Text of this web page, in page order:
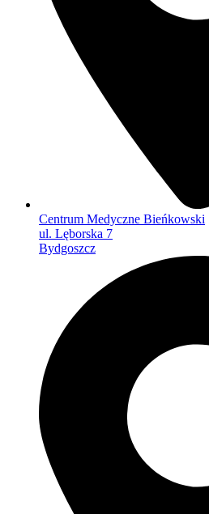
Centrum Medyczne Bieńkowski
ul. Lęborska 7
Bydgoszcz